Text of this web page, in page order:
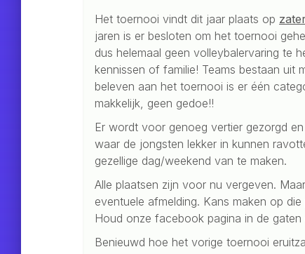
Het toernooi vindt dit jaar plaats op
jaren is er besloten om het toernooi
dus helemaal geen volleybalervaring te
kennissen of familie! Teams bestaan uit
beleven aan het toernooi is er één
makkelijk, geen gedoe!!
Er wordt voor genoeg vertier gezorgd
waar de jongsten lekker in kunnen
gezellige dag/weekend van te maken.
Alle plaatsen zijn voor nu vergeven.
eventuele afmelding. Kans maken op
Houd onze facebook pagina in de
Benieuwd hoe het vorige toernooi